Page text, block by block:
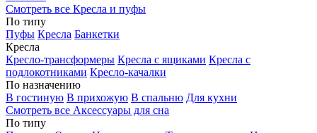
Смотреть все Кресла и пуфы
По типу
Пуфы Кресла Банкетки
Кресла
Кресло-трансформеры Кресла с ящиками Кресла с
подлокотниками Кресло-качалки
По назначению
В гостиную В прихожую В спальню Для кухни
Смотреть все Аксессуары для сна
По типу